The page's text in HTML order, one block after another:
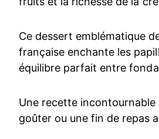
Ce dessert emblématique
française enchante les
équilibre parfait entre
Une recette incontournable
goûter ou une fin de repas